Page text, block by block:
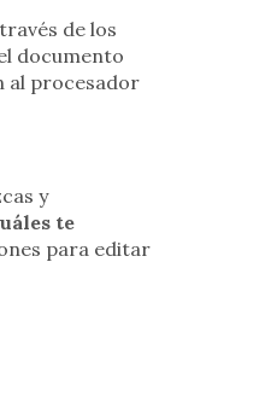
de los
documento
al procesador
y
te
para editar